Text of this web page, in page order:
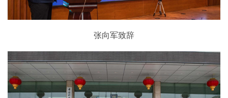
张向军致辞